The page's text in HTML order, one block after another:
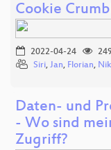
Cookie
2022-04-24
Siri, Jan, Florian,
Daten- und
- Wo sind
Zugriff?